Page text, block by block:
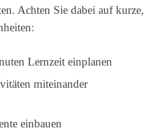
Achten Sie dabei auf kurze,
Lernzeit einplanen
miteinander
einbauen